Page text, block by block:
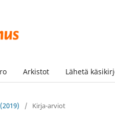
Arkistot Lähetä
/ Kirja-arviot